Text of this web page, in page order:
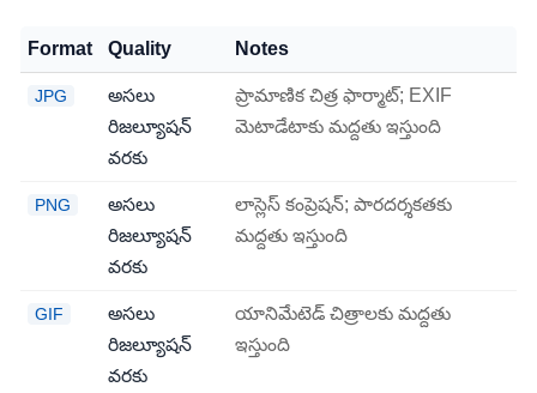
Format Quality Notes
JPG
అసలు
రిజల్యూషన్
వరకు
ప్రామాణిక చిత్ర ఫార్మాట్; EXIF
మెటాడేటాకు మద్దతు ఇస్తుంది
PNG
అసలు
రిజల్యూషన్
వరకు
లాస్లెస్ కంప్రెషన్; పారదర్శకతకు
మద్దతు ఇస్తుంది
GIF
అసలు
రిజల్యూషన్
వరకు
యానిమేటెడ్ చిత్రాలకు మద్దతు
ఇస్తుంది